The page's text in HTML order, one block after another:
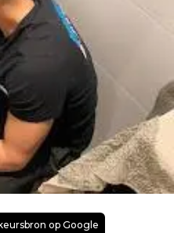
op Google